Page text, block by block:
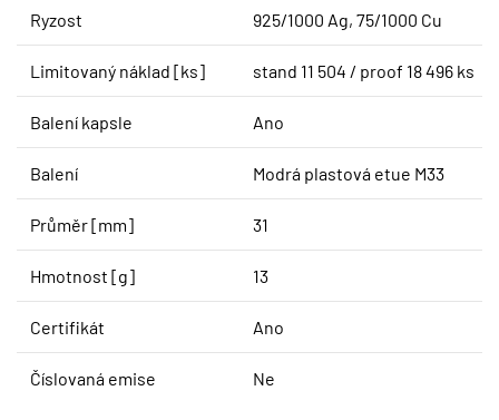
Ryzost 925/1000 Ag, 75/1000 Cu
Limitovaný náklad [ks] stand 11 504 / proof 18 496 ks
Balení kapsle Ano
Balení Modrá plastová etue M33
Průměr [mm] 31
Hmotnost [g] 13
Certifikát Ano
Číslovaná emise Ne